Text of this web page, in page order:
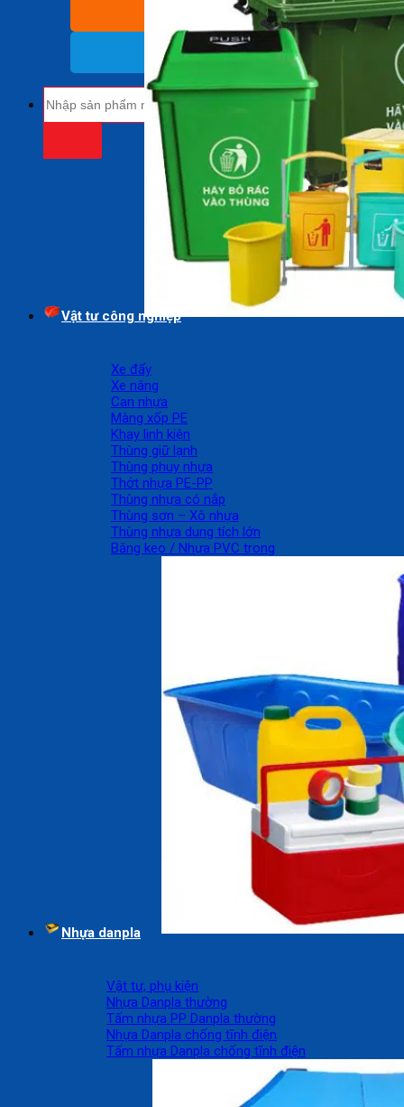
(Nhận báo giá sỉ)
18009485
(Miễn cước cuộc gọi)
kiếm:
Vật tư công nghiệp
Xe đẩy
Xe nâng
Can nhựa
Màng xốp PE
Khay linh kiện
Thùng giữ lạnh
Thùng phuy nhựa
Thớt nhựa PE-PP
Thùng nhựa có nắp
Thùng sơn – Xô nhựa
Thùng nhựa dung tích lớn
Băng keo / Nhựa PVC trong
Nhựa danpla
Vật tư, phụ kiện
Nhựa Danpla thường
Tấm nhựa PP Danpla thường
Nhựa Danpla chống tĩnh điện
Tấm nhựa Danpla chống tĩnh điện